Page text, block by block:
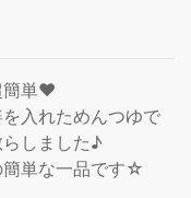
簡単❤
入れためんつゆで
しました♪
簡単な一品です☆